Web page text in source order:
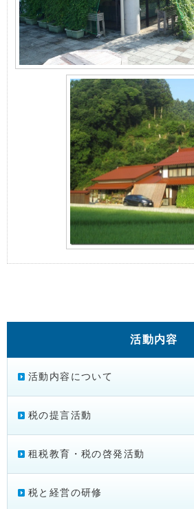
活動内容
活動内容について
税の提言活動
租税教育・税の啓発活動
税と経営の研修